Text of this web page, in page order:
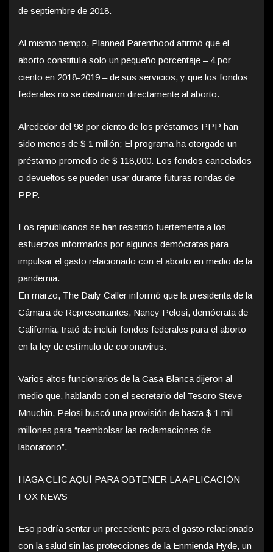
de septiembre de 2018.
Al mismo tiempo, Planned Parenthood afirmó que el
aborto constituía solo un pequeño porcentaje – 4 por
ciento en 2018-2019 – de sus servicios, y que los fondos
federales no se destinaron directamente al aborto.
Alrededor del 98 por ciento de los préstamos PPP han
sido menos de $ 1 millón; El programa ha otorgado un
préstamo promedio de $ 118,000. Los fondos cancelados
o devueltos se pueden usar durante futuras rondas de
PPP.
Los republicanos se han resistido fuertemente a los
esfuerzos informados por algunos demócratas para
impulsar el gasto relacionado con el aborto en medio de la
pandemia.
En marzo, The Daily Caller informó que la presidenta de la
Cámara de Representantes, Nancy Pelosi, demócrata de
California, trató de incluir fondos federales para el aborto
en la ley de estímulo de coronavirus.
Varios altos funcionarios de la Casa Blanca dijeron al
medio que, hablando con el secretario del Tesoro Steve
Mnuchin, Pelosi buscó una provisión de hasta $ 1 mil
millones para “reembolsar las reclamaciones de
laboratorio”.
HAGA CLIC AQUÍ PARA OBTENER LA APLICACIÓN
FOX NEWS
Eso podría sentar un precedente para el gasto relacionado
con la salud sin las protecciones de la Enmienda Hyde, un